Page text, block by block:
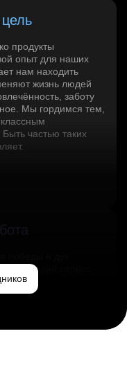
продукты
опыт для наших
нам находить
жизнь людей
заботу
Мы гордимся тем,
частью таких
лучший сервис